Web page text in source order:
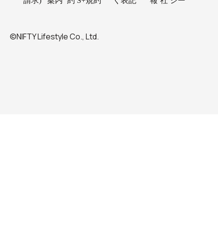
©NIFTY Lifestyle Co., Ltd.